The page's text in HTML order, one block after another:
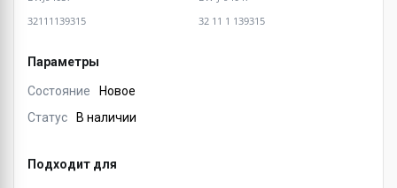
32111139315
32 11 1 139315
Параметры
Состояние
Новое
Статус
В наличии
Подходит для